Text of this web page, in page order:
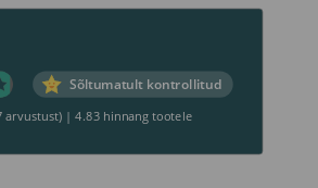
Sõltumatult kontrollitud
arvustust) |4.83 hinnang tootele